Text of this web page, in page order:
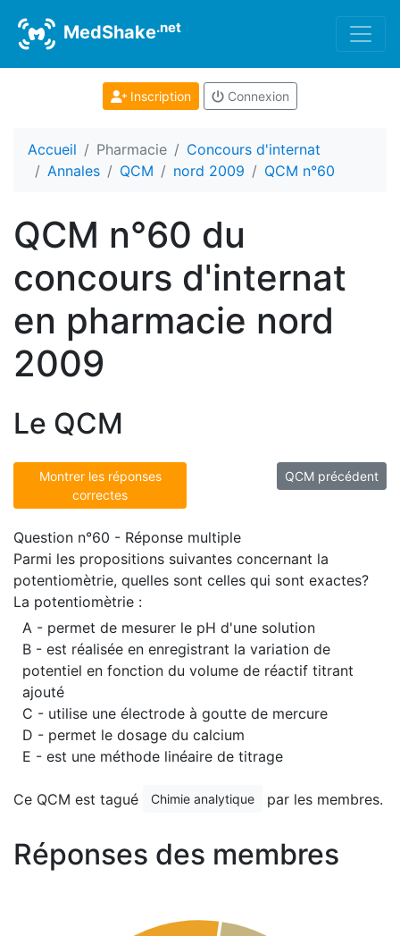
MedShake.net
Inscription Connexion
Accueil Pharmacie
Concours d'internat
Annales
QCM nord 2009 QCM n°60
QCM n°60 du
concours d'internat
en pharmacie nord
2009
Le QCM
Montrer les réponses
correctes
QCM précédent
Question n°60 - Réponse multiple
Parmi les propositions suivantes concernant la
potentiomètrie, quelles sont celles qui sont exactes?
La potentiomètrie :
A - permet de mesurer le pH d'une solution
B - est réalisée en enregistrant la variation de
potentiel en fonction du volume de réactif titrant
ajouté
C - utilise une électrode à goutte de mercure
D - permet le dosage du calcium
E - est une méthode linéaire de titrage
Ce QCM est tagué Chimie analytique par les membres.
Réponses des membres